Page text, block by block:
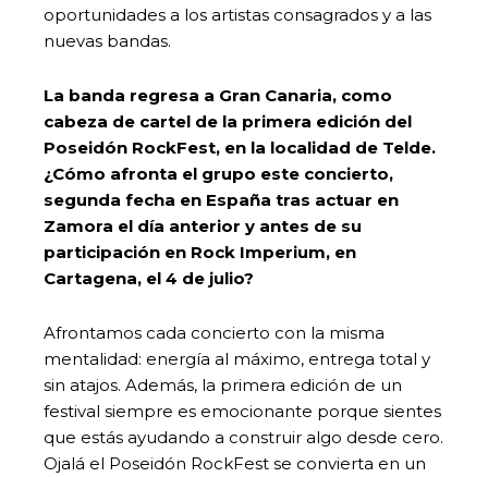
oportunidades a los artistas consagrados y a las
nuevas bandas.
La banda regresa a Gran Canaria, como
cabeza de cartel de la primera edición del
Poseidón RockFest, en la localidad de Telde.
¿Cómo afronta el grupo este concierto,
segunda fecha en España tras actuar en
Zamora el día anterior y antes de su
participación en Rock Imperium, en
Cartagena, el 4 de julio?
Afrontamos cada concierto con la misma
mentalidad: energía al máximo, entrega total y
sin atajos. Además, la primera edición de un
festival siempre es emocionante porque sientes
que estás ayudando a construir algo desde cero.
Ojalá el Poseidón RockFest se convierta en un